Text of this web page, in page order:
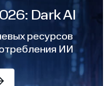
Dark AI
ресурсов
ИИ